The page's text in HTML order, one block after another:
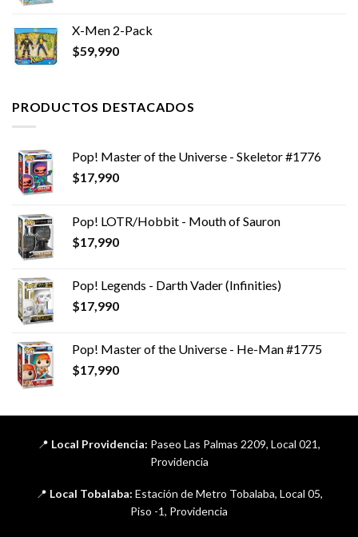
X-Men 2-Pack
$59,990
PRODUCTOS DESTACADOS
Pop! Master of the Universe - Skeletor #1776
$17,990
Pop! LOTR/Hobbit - Mouth of Sauron
$17,990
Pop! Legends - Darth Vader (Infinities)
$17,990
Pop! Master of the Universe - He-Man #1775
$17,990
📍 Local Providencia: Paseo Las Palmas 2209, Local 021,
Providencia
📍 Local Tobalaba: Estación de Metro Tobalaba, Local 05,
Piso -1, Providencia